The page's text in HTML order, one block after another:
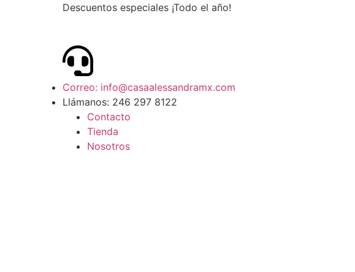
Descuentos especiales ¡Todo el año!
Correo: info@casaalessandramx.com
Llámanos: 246 297 8122
Contacto
Tienda
Nosotros